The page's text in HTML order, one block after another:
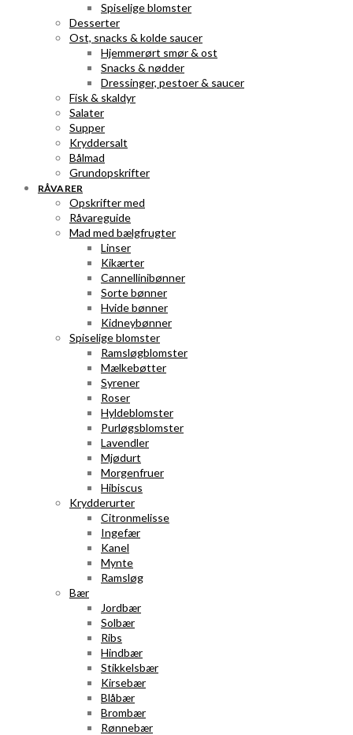
Spiselige blomster
Desserter
Ost, snacks & kolde saucer
Hjemmerørt smør & ost
Snacks & nødder
Dressinger, pestoer & saucer
Fisk & skaldyr
Salater
Supper
Kryddersalt
Bålmad
Grundopskrifter
RÅVARER
Opskrifter med
Råvareguide
Mad med bælgfrugter
Linser
Kikærter
Cannellinibønner
Sorte bønner
Hvide bønner
Kidneybønner
Spiselige blomster
Ramsløgblomster
Mælkebøtter
Syrener
Roser
Hyldeblomster
Purløgsblomster
Lavendler
Mjødurt
Morgenfruer
Hibiscus
Krydderurter
Citronmelisse
Ingefær
Kanel
Mynte
Ramsløg
Bær
Jordbær
Solbær
Ribs
Hindbær
Stikkelsbær
Kirsebær
Blåbær
Brombær
Rønnebær